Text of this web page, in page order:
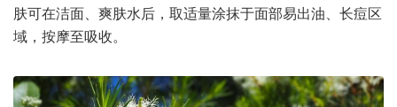
肤可在洁面、爽肤水后，取适量涂抹于面部易出油、长痘区
域，按摩至吸收。